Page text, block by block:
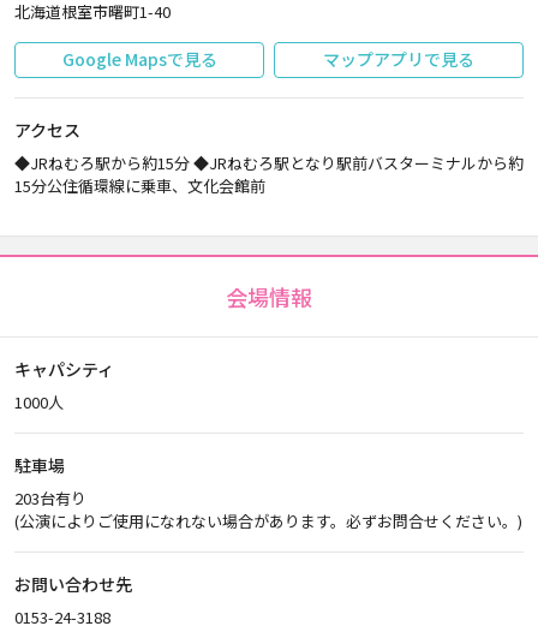
北海道根室市曙町1-40
Google Mapsで見る マップアプリで見る
アクセス
◆JRねむろ駅から約15分 ◆JRねむろ駅となり駅前バスターミナルから約
15分公住循環線に乗車、文化会館前
会場情報
キャパシティ
1000人
駐車場
203台有り
(公演によりご使用になれない場合があります。必ずお問合せください。)
お問い合わせ先
0153-24-3188